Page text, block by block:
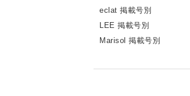
eclat 掲載号別
LEE 掲載号別
Marisol 掲載号別